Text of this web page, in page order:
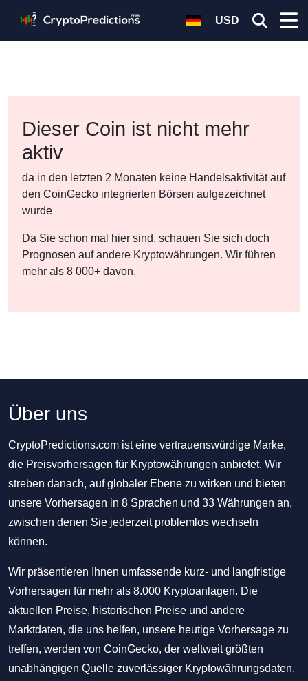
USD
Dieser Coin ist nicht mehr
aktiv
da in den letzten 2 Monaten keine Handelsaktivität auf
den CoinGecko integrierten Börsen aufgezeichnet
wurde
Da Sie schon mal hier sind, schauen Sie sich doch
Prognosen auf andere Kryptowährungen. Wir führen
mehr als 8 000+ davon.
Über uns
CryptoPredictions.com ist eine vertrauenswürdige Marke,
die Preisvorhersagen für Kryptowährungen anbietet. Wir
streben danach, auf globaler Ebene zu wirken und bieten
unsere Vorhersagen in 8 Sprachen und 33 Währungen an,
zwischen denen Sie jederzeit problemlos wechseln
können.
Wir präsentieren Ihnen umfassende kurz- und langfristige
Vorhersagen für mehr als 8.000 Kryptoanlagen. Die
aktuellen Preise, historischen Preise und andere
Marktdaten, die uns helfen, unsere heutige Vorhersage zu
treffen, werden von CoinGecko, der weltweit größten
unabhängigen Quelle zuverlässiger Kryptowährungsdaten,